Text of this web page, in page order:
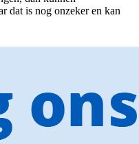
dat is nog onzeker en kan